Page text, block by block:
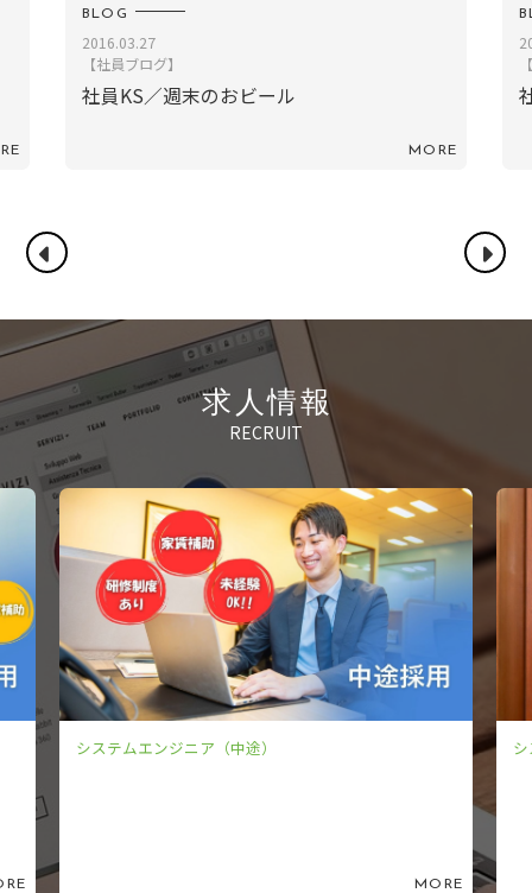
BLOG
2016.03.27
【社員ブログ】
社員KS／週末のおビール
MORE
求人情報
RECRUIT
システムエンジニア（中途）
MORE